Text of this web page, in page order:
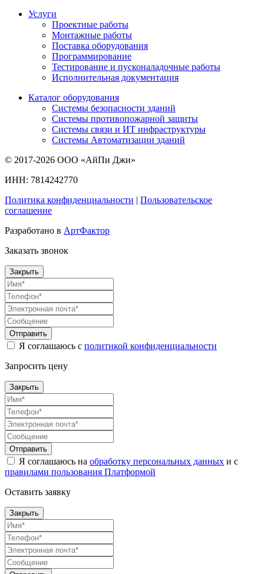
Услуги
Проектные работы
Монтажные работы
Поставка оборудования
Программирование
Тестирование и пусконаладочные работы
Исполнительная документация
Каталог оборудования
Системы безопасности зданий
Системы противопожарной защиты
Системы связи и ИТ инфраструктуры
Системы Автоматизации зданий
© 2017-2026 ООО «АйПи Джи»
ИНН: 7814242770
Политика конфиденциальности | Пользовательское
соглашение
Разработано в АртФактор
Заказать звонок
Закрыть
Отправить
Я соглашаюсь с политикой конфиденциальности
Запросить цену
Закрыть
Отправить
Я соглашаюсь на обработку персональных данных и с
правилами пользования Платформой
Оставить заявку
Закрыть